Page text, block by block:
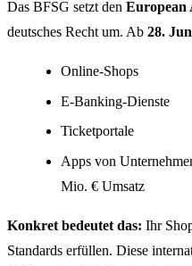
Das BFSG setzt den European
deutsches Recht um. Ab 28.
Online-Shops
E-Banking-Dienste
Ticketportale
Apps von
Mio. € Umsatz
Konkret bedeutet das: Ihr
Standards erfüllen. Diese